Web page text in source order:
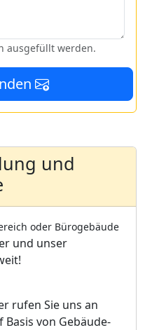
ausgefüllt werden.
und
oder Bürogebäude
und unser
rufen Sie uns an
Basis von Gebäude-